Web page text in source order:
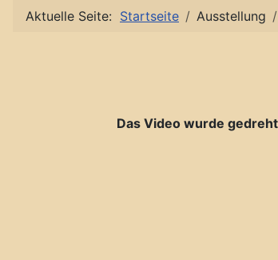
Aktuelle Seite: Startseite Ausstellung
Das Video wurde